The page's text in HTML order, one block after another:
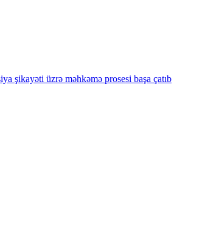
şikayəti üzrə məhkəmə prosesi başa çatıb